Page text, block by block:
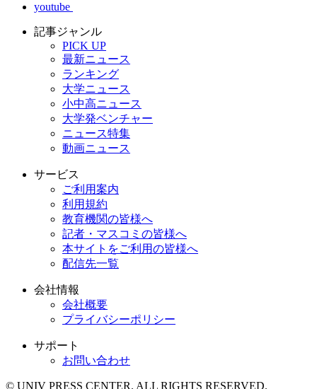
youtube
記事ジャンル
PICK UP
最新ニュース
ランキング
大学ニュース
小中高ニュース
大学発ベンチャー
ニュース特集
動画ニュース
サービス
ご利用案内
利用規約
教育機関の皆様へ
記者・マスコミの皆様へ
本サイトをご利用の皆様へ
配信先一覧
会社情報
会社概要
プライバシーポリシー
サポート
お問い合わせ
© UNIV PRESS CENTER. ALL RIGHTS RESERVED.